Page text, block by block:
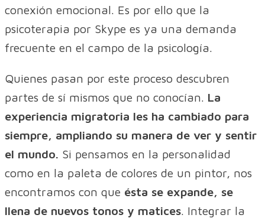
conexión emocional. Es por ello que la
psicoterapia por Skype es ya una demanda
frecuente en el campo de la psicología.
Quienes pasan por este proceso descubren
partes de sí mismos que no conocían. La
experiencia migratoria les ha cambiado para
siempre, ampliando su manera de ver y sentir
el mundo. Si pensamos en la personalidad
como en la paleta de colores de un pintor, nos
encontramos con que ésta se expande, se
llena de nuevos tonos y matices. Integrar la